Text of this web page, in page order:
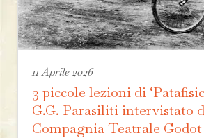
11 Aprile 2026
3 piccole lezioni di
G.G. Parasiliti intervistato
Compagnia Teatrale Godot